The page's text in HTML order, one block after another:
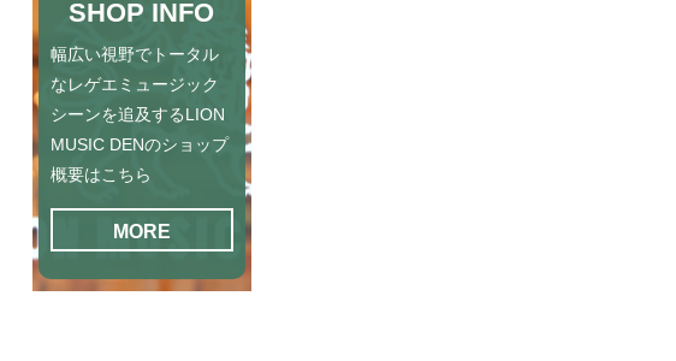
SHOP INFO
幅広い視野でトータル
なレゲエミュージック
シーンを追及するLION
MUSIC DENのショップ
概要はこちら
MORE